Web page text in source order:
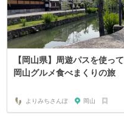
【岡山県】周遊パスを使って
岡山グルメ食べまくりの旅
よりみちさんぽ 岡山